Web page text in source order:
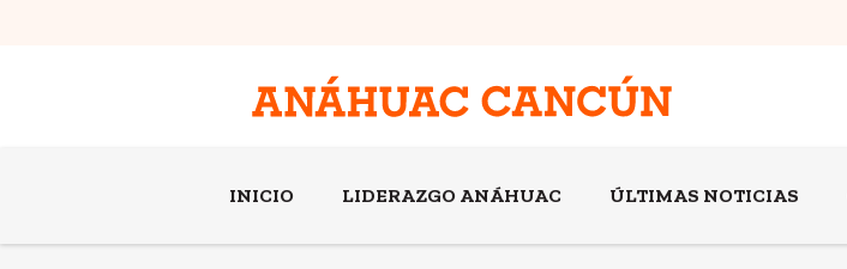
INICIO LIDERAZGO ANÁHUAC ÚLTIMAS NOTICIAS